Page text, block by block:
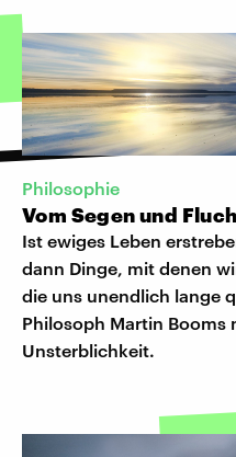
Philosophie
Vom Segen und
Ist ewiges Leben
dann Dinge, mit denen
die uns unendlich lange
Philosoph Martin Booms
Unsterblichkeit.